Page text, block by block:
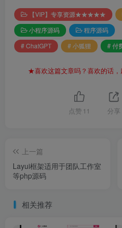
【VIP】专享资源★★★★★
小程序源码
程序源码
# ChatGPT
# 小狐狸 # 付
★喜欢这篇文章吗？喜欢的话
点赞 11 分享
上一篇
Layui框架适用于团队工作室
等php源码
相关推荐